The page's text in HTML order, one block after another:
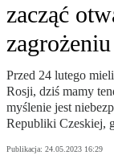
zacząć
Przed 24 lutego
Rosji, dziś mamy
myślenie jest
Republiki Czeskiej,
Publikacja: 24.05.2023 16:29